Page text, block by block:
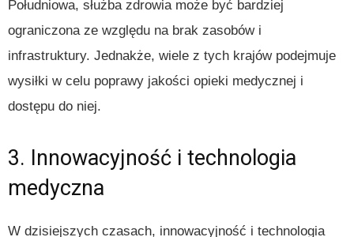
Południowa, służba zdrowia może być bardziej
ograniczona ze względu na brak zasobów i
infrastruktury. Jednakże, wiele z tych krajów podejmuje
wysiłki w celu poprawy jakości opieki medycznej i
dostępu do niej.
3. Innowacyjność i technologia
medyczna
W dzisiejszych czasach, innowacyjność i technologia